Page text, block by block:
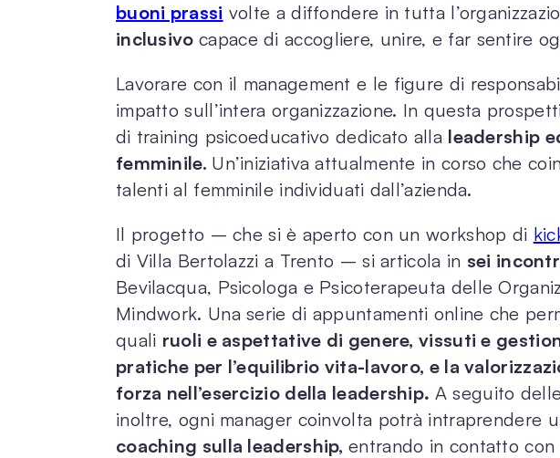
buoni prassi volte a diffondere in tutta
inclusivo capace di accogliere, unire, e far sentire
Lavorare con il management e le figure di
impatto sull’intera organizzazione. In questa
di training psicoeducativo dedicato alla leadership
femminile. Un’iniziativa attualmente in corso che
talenti al femminile individuati dall’azienda.
Il progetto – che si è aperto con un workshop di
di Villa Bertolazzi a Trento – si articola in sei
Bevilacqua, Psicologa e Psicoterapeuta delle
Mindwork. Una serie di appuntamenti online che
quali ruoli e aspettative di genere, vissuti e
pratiche per l’equilibrio vita-lavoro, e la
forza nell’esercizio della leadership. A seguito
inoltre, ogni manager coinvolta potrà intraprendere
coaching sulla leadership,entrando in contatto